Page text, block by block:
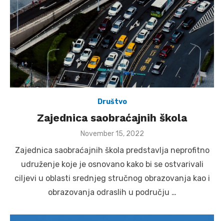
Društvo
Zajednica saobraćajnih škola
Posted
November 15, 2022
Zajednica saobraćajnih škola predstavlja neprofitno
udruženje koje je osnovano kako bi se ostvarivali
ciljevi u oblasti srednjeg stručnog obrazovanja kao i
obrazovanja odraslih u području …